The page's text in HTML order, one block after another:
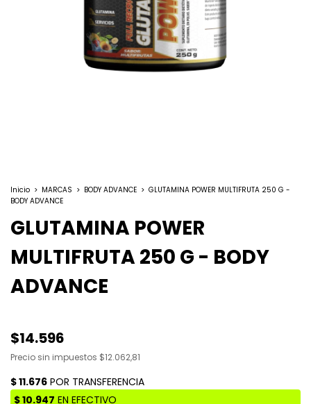
Inicio > MARCAS > BODY ADVANCE > GLUTAMINA POWER MULTIFRUTA 250 G -
BODY ADVANCE
GLUTAMINA POWER
MULTIFRUTA 250 G - BODY
ADVANCE
$14.596
Precio sin impuestos $12.062,81